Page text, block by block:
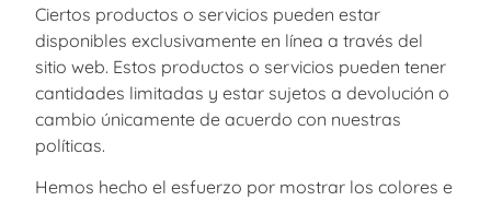
Ciertos productos o servicios pueden estar
disponibles exclusivamente en línea a través del
sitio web. Estos productos o servicios pueden tener
cantidades limitadas y estar sujetos a devolución o
cambio únicamente de acuerdo con nuestras
políticas.
Hemos hecho el esfuerzo por mostrar los colores e